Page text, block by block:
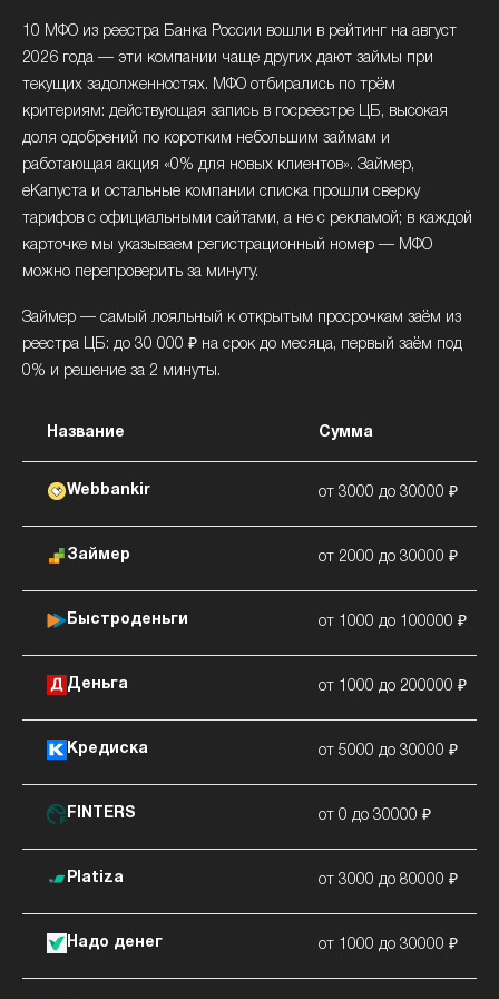
10 МФО из реестра Банка России вошли в рейтинг на август
2026 года — эти компании чаще других дают займы при
текущих задолженностях. МФО отбирались по трём
критериям: действующая запись в госреестре ЦБ, высокая
доля одобрений по коротким небольшим займам и
работающая акция «0% для новых клиентов». Займер,
еКапуста и остальные компании списка прошли сверку
тарифов с официальными сайтами, а не с рекламой; в каждой
карточке мы указываем регистрационный номер — МФО
можно перепроверить за минуту.
Займер — самый лояльный к открытым просрочкам заём из
реестра ЦБ: до 30 000 ₽ на срок до месяца, первый заём под
0% и решение за 2 минуты.
Название Сумма
Webbankir от 3000 до 30000 ₽
Займер от 2000 до 30000 ₽
Быстроденьги от 1000 до 100000 ₽
Деньга от 1000 до 200000 ₽
Кредиска от 5000 до 30000 ₽
FINTERS от 0 до 30000 ₽
Platiza от 3000 до 80000 ₽
Надо денег от 1000 до 30000 ₽